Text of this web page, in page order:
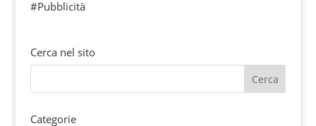
#Pubblicità
Cerca nel sito
Categorie